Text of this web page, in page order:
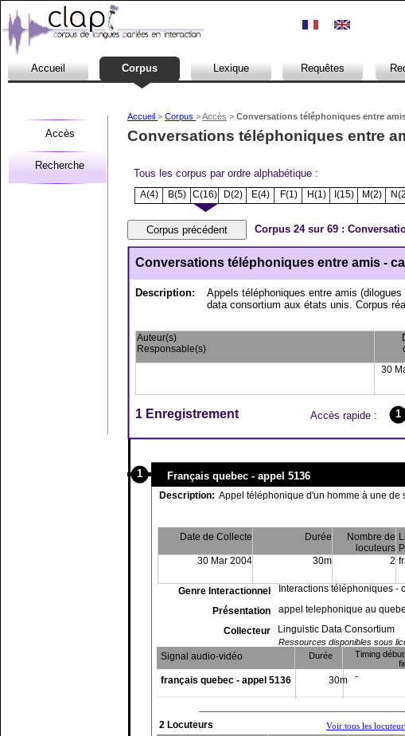
Accueil Corpus Lexique Requêtes
Accès
Recherche
Description:
Appels téléphoniques entre amis
data consortium aux états unis. Corpus
Auteur(s)
Responsable(s)
30
1 Enregistrement
Tous les corpus par ordre alphabétique :
A(4) B(5) C(16) D(2) E(4) F(1) H(1) I(15) M(2)
Corpus 24 sur 69 :
1
Accès rapide :
Description: Appel téléphonique d'un homme à une
Date de Collecte Durée
Nombre de
locuteurs
30 Mar 2004
30m 2
Genre Interactionnel
Interactions téléphoniques -
Présentation
appel telephonique au
2 Locuteurs
Ressources disponibles sous
Signal audio-vidéo Durée
Timing
français quebec - appel 5136 30m -
Voir tous les
Français quebec - appel 5136
Collecteur Linguistic Data Consortium
1
Conversations téléphoniques entre
Accueil > Corpus >Accès > Conversations téléphoniques entre
Conversations téléphoniques entre amis -